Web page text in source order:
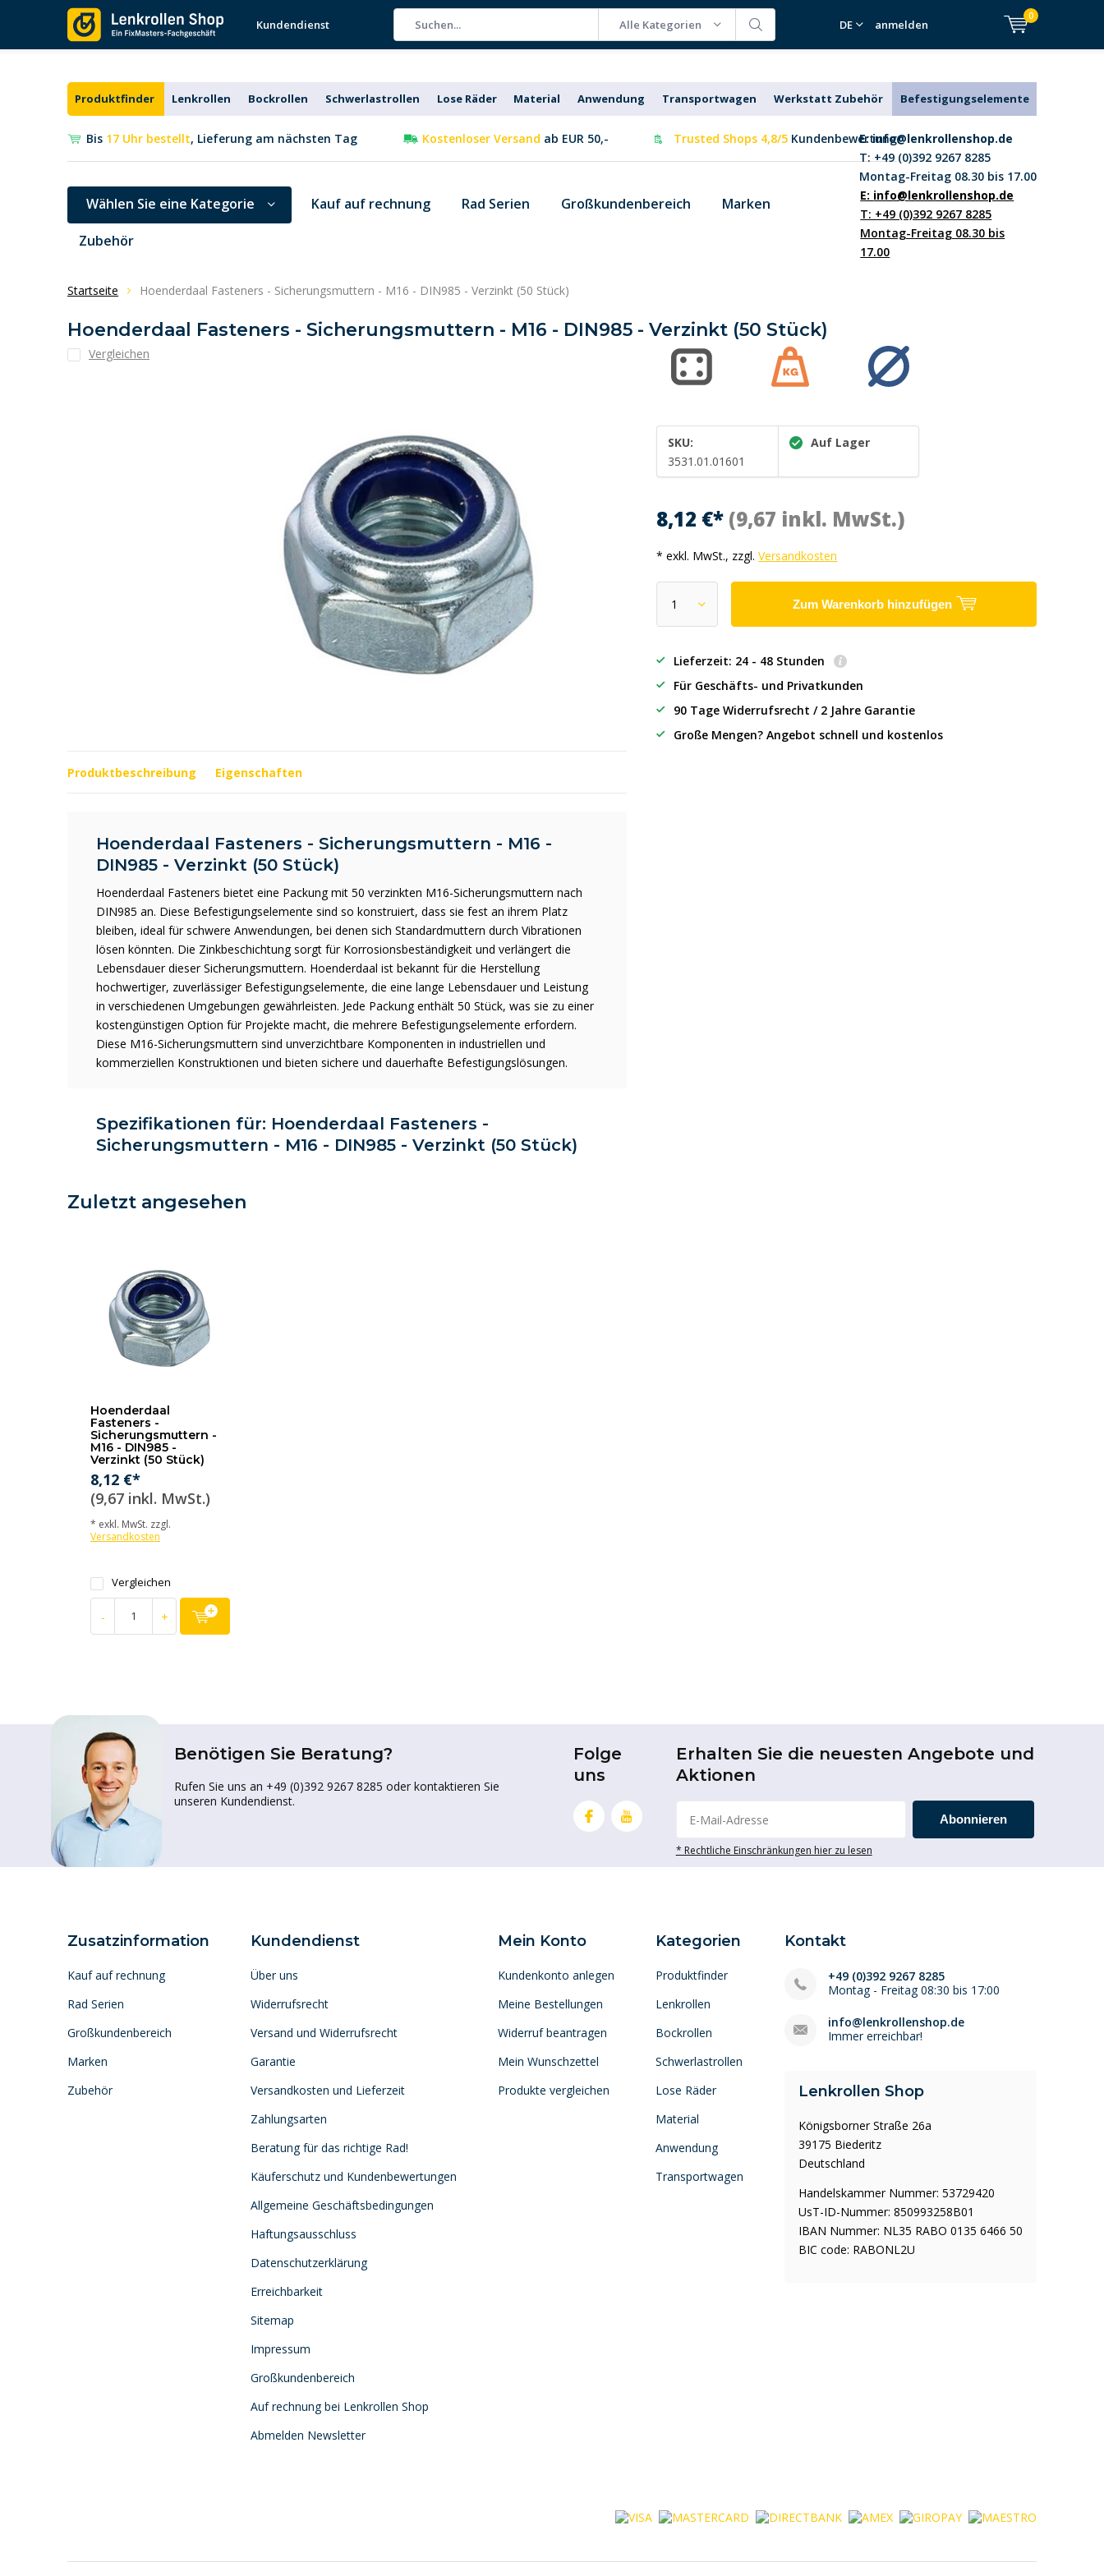
Kundendienst Alle Kategorien DE anmelden
0
Produktfinder Lenkrollen Bockrollen Schwerlastrollen Lose Räder Material Anwendung Transportwagen Werkstatt Zubehör Befestigungselemente
Bis 17 Uhr bestellt, Lieferung am nächsten Tag Kostenloser Versand ab EUR 50,- Trusted Shops 4,8/5 Kundenbewertung
E:info@lenkrollenshop.de
T: +49 (0)392 9267 8285
Montag-Freitag 08.30 bis 17.00
Wählen Sie eine Kategorie Kauf auf rechnung Rad Serien Großkundenbereich Marken
Zubehör
E: info@lenkrollenshop.de
T: +49 (0)392 9267 8285
Montag-Freitag 08.30 bis
17.00
Startseite Hoenderdaal Fasteners - Sicherungsmuttern - M16 - DIN985 - Verzinkt (50 Stück)
Hoenderdaal Fasteners - Sicherungsmuttern - M16 - DIN985 - Verzinkt (50 Stück)
Vergleichen
SKU:
3531.01.01601
Auf Lager
8,12 €* (9,67 inkl. MwSt.)
* exkl. MwSt., zzgl.Versandkosten
Zum Warenkorb hinzufügen
Lieferzeit: 24 - 48 Stunden
Für Geschäfts- und Privatkunden
90 Tage Widerrufsrecht / 2 Jahre Garantie
Große Mengen? Angebot schnell und kostenlos
Produktbeschreibung Eigenschaften
Hoenderdaal Fasteners - Sicherungsmuttern - M16 -
DIN985 - Verzinkt (50 Stück)
Hoenderdaal Fasteners bietet eine Packung mit 50 verzinkten M16-Sicherungsmuttern nach
DIN985 an. Diese Befestigungselemente sind so konstruiert, dass sie fest an ihrem Platz
bleiben, ideal für schwere Anwendungen, bei denen sich Standardmuttern durch Vibrationen
lösen könnten. Die Zinkbeschichtung sorgt für Korrosionsbeständigkeit und verlängert die
Lebensdauer dieser Sicherungsmuttern. Hoenderdaal ist bekannt für die Herstellung
hochwertiger, zuverlässiger Befestigungselemente, die eine lange Lebensdauer und Leistung
in verschiedenen Umgebungen gewährleisten. Jede Packung enthält 50 Stück, was sie zu einer
kostengünstigen Option für Projekte macht, die mehrere Befestigungselemente erfordern.
Diese M16-Sicherungsmuttern sind unverzichtbare Komponenten in industriellen und
kommerziellen Konstruktionen und bieten sichere und dauerhafte Befestigungslösungen.
Spezifikationen für: Hoenderdaal Fasteners -
Sicherungsmuttern - M16 - DIN985 - Verzinkt (50 Stück)
Zuletzt angesehen
Hoenderdaal
Fasteners -
Sicherungsmuttern -
M16 - DIN985 -
Verzinkt (50 Stück)
8,12 €*
(9,67 inkl. MwSt.)
* exkl. MwSt. zzgl.
Versandkosten
Vergleichen
- +
Benötigen Sie Beratung?
Rufen Sie uns an +49 (0)392 9267 8285 oder kontaktieren Sie
unseren Kundendienst.
Folge
uns
Erhalten Sie die neuesten Angebote und
Aktionen
Abonnieren
* Rechtliche Einschränkungen hier zu lesen
Zusatzinformation
Kauf auf rechnung
Rad Serien
Großkundenbereich
Marken
Zubehör
Kundendienst
Über uns
Widerrufsrecht
Versand und Widerrufsrecht
Garantie
Versandkosten und Lieferzeit
Zahlungsarten
Beratung für das richtige Rad!
Käuferschutz und Kundenbewertungen
Allgemeine Geschäftsbedingungen
Haftungsausschluss
Datenschutzerklärung
Erreichbarkeit
Sitemap
Impressum
Großkundenbereich
Auf rechnung bei Lenkrollen Shop
Abmelden Newsletter
Mein Konto
Kundenkonto anlegen
Meine Bestellungen
Widerruf beantragen
Mein Wunschzettel
Produkte vergleichen
Kategorien
Produktfinder
Lenkrollen
Bockrollen
Schwerlastrollen
Lose Räder
Material
Anwendung
Transportwagen
Kontakt
+49 (0)392 9267 8285
Montag - Freitag 08:30 bis 17:00
info@lenkrollenshop.de
Immer erreichbar!
Lenkrollen Shop
Königsborner Straße 26a
39175 Biederitz
Deutschland
Handelskammer Nummer: 53729420
UsT-ID-Nummer: 850993258B01
IBAN Nummer: NL35 RABO 0135 6466 50
BIC code: RABONL2U